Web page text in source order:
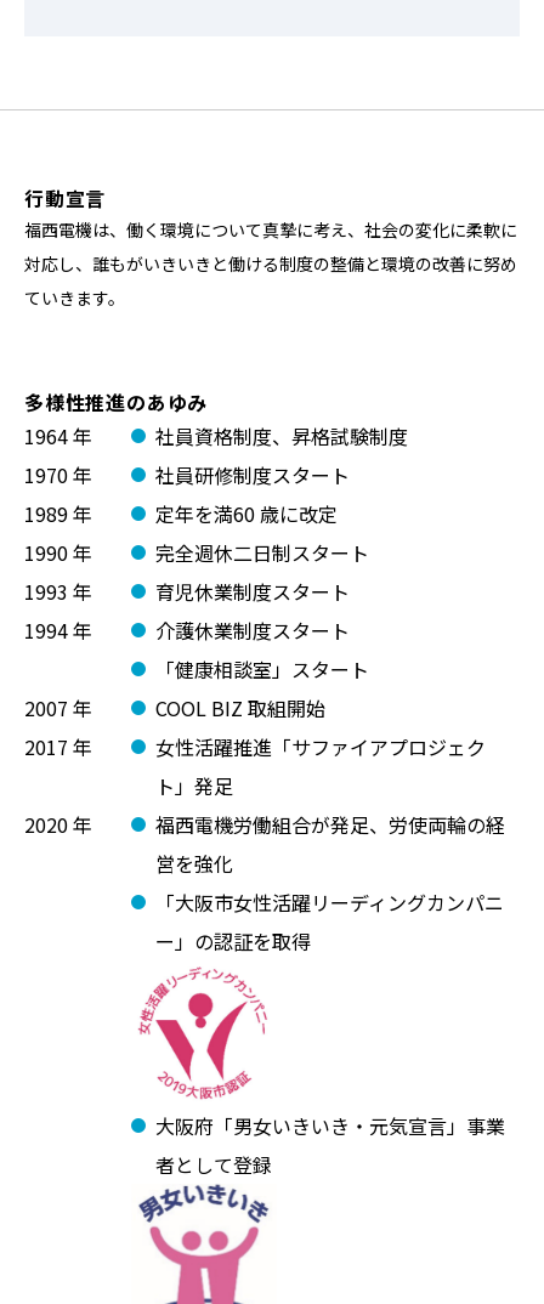
⾏動宣⾔
福⻄電機は、働く環境について真摯に考え、社会の変化に柔軟に
対応し、誰もがいきいきと働ける制度の整備と環境の改善に努め
ていきます。
多様性推進のあゆみ
1964 年
社員資格制度、昇格試験制度
1970 年
社員研修制度スタート
1989 年
定年を満60 歳に改定
1990 年
完全週休⼆⽇制スタート
1993 年
育児休業制度スタート
1994 年
介護休業制度スタート
「健康相談室」スタート
2007 年
COOL BIZ 取組開始
2017 年
⼥性活躍推進「サファイアプロジェク
ト」発⾜
2020 年
福⻄電機労働組合が発⾜、労使両輪の経
営を強化
「⼤阪市⼥性活躍リーディングカンパニ
ー」の認証を取得
⼤阪府「男⼥いきいき・元気宣⾔」事業
者として登録